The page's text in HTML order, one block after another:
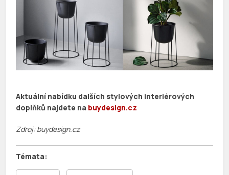
Aktuální nabídku dalších stylových interiérových
doplňků najdete na buydesign.cz
Zdroj: buydesign.cz